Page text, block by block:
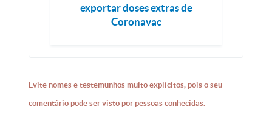
exportar doses extras de
Coronavac
Evite nomes e testemunhos muito explícitos, pois o seu
comentário pode ser visto por pessoas conhecidas.